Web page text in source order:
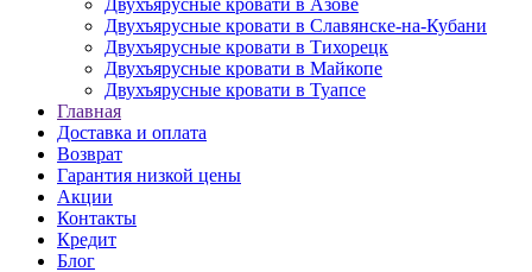
Двухъярусные кровати в Азове
Двухъярусные кровати в Славянске-на-Кубани
Двухъярусные кровати в Тихорецк
Двухъярусные кровати в Майкопе
Двухъярусные кровати в Туапсе
Главная
Доставка и оплата
Возврат
Гарантия низкой цены
Акции
Контакты
Кредит
Блог